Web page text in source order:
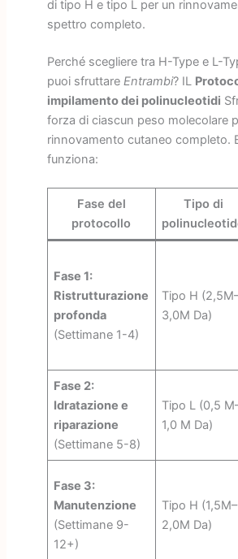
di tipo H e tipo L per un
spettro completo.
Perché scegliere tra H-Type e L-
puoi sfruttare Entrambi? IL
impilamento dei polinucleotidi
forza di ciascun peso molecolare
rinnovamento cutaneo completo.
funziona:
Fase del
protocollo
Tipo di
Fase 1:
Ristrutturazione
profonda
(Settimane 1-4)
Tipo H
3,0M Da)
Fase 2:
Idratazione e
riparazione
(Settimane 5-8)
Tipo L (0,5
1,0 M Da)
Fase 3:
Manutenzione
(Settimane 9-
12+)
Tipo H (1,5M–
2,0M Da)